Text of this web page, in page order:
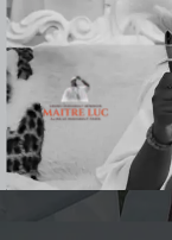
Aller
au
contenu
Rechercher :